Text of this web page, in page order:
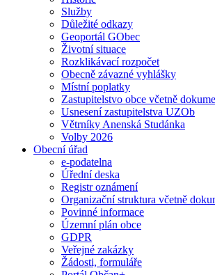
Služby
Důležité odkazy
Geoportál GObec
Životní situace
Rozklikávací rozpočet
Obecně závazné vyhlášky
Místní poplatky
Zastupitelstvo obce včetně
Usnesení zastupitelstva UZOb
Větrníky Anenská Studánka
Volby 2026
Obecní úřad
e-podatelna
Úřední deska
Registr oznámení
Organizační struktura včetně
Povinné informace
Územní plán obce
GDPR
Veřejné zakázky
Žádosti, formuláře